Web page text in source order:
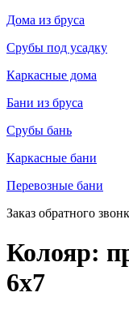
Дома из бруса
Срубы под усадку
Каркасные дома
Бани из бруса
Срубы бань
Каркасные бани
Перевозные бани
Заказ обратного
Колояр:
6х7